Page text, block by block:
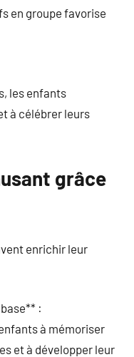
en groupe favorise
les enfants
à célébrer leurs
grâce
enrichir leur
:
à mémoriser
et à développer leur